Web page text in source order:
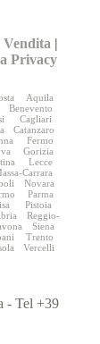
|
Privacy
Aquila
Benevento
Cagliari
Catanzaro
Fermo
Gorizia
Lecce
Carrara
Novara
Parma
Pistoia
Reggio-
Siena
Trento
Vercelli
- Tel +39